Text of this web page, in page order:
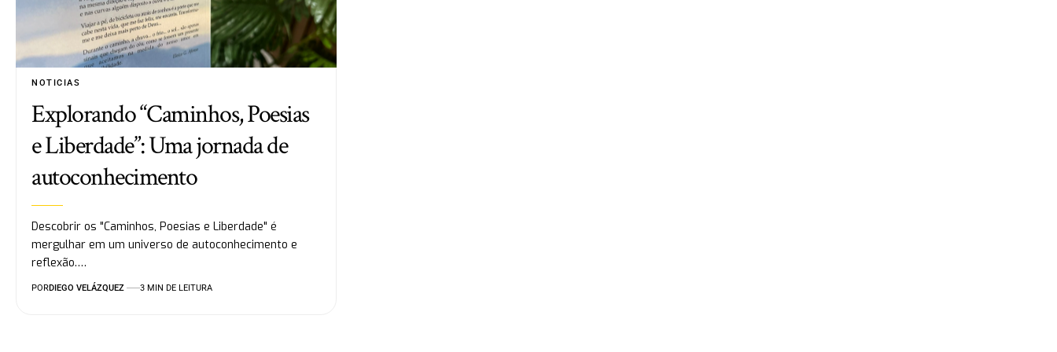
NOTICIAS
Explorando “Caminhos, Poesias
e Liberdade”: Uma jornada de
autoconhecimento
Descobrir os "Caminhos, Poesias e Liberdade" é
mergulhar em um universo de autoconhecimento e
reflexão.…
PORDIEGO VELÁZQUEZ 3 MIN DE LEITURA